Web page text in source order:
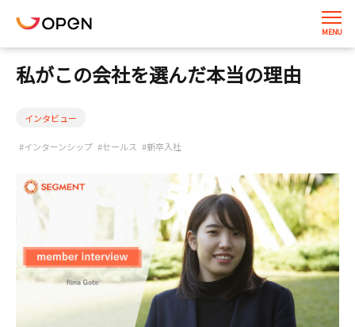
私がこの会社を選んだ本当の理由
インタビュー
#インターンシップ #セールス #新卒入社